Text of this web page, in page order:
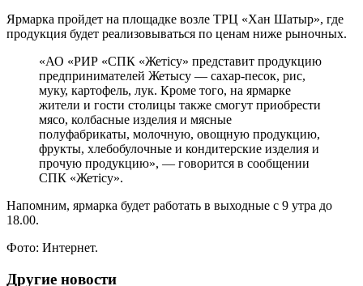
Ярмарка пройдет на площадке возле ТРЦ «Хан Шатыр», где
продукция будет реализовываться по ценам ниже рыночных.
«АО «РИР «СПК «Жетісу» представит продукцию
предпринимателей Жетысу — сахар-песок, рис,
муку, картофель, лук. Кроме того, на ярмарке
жители и гости столицы также смогут приобрести
мясо, колбасные изделия и мясные
полуфабрикаты, молочную, овощную продукцию,
фрукты, хлебобулочные и кондитерские изделия и
прочую продукцию», — говорится в сообщении
СПК «Жетісу».
Напомним, ярмарка будет работать в выходные с 9 утра до
18.00.
Фото: Интернет.
Другие новости